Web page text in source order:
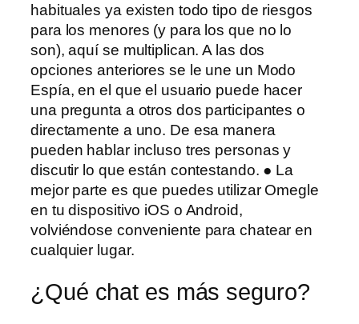
habituales ya existen todo tipo de riesgos
para los menores (y para los que no lo
son), aquí se multiplican. A las dos
opciones anteriores se le une un Modo
Espía, en el que el usuario puede hacer
una pregunta a otros dos participantes o
directamente a uno. De esa manera
pueden hablar incluso tres personas y
discutir lo que están contestando. ● La
mejor parte es que puedes utilizar Omegle
en tu dispositivo iOS o Android,
volviéndose conveniente para chatear en
cualquier lugar.
¿Qué chat es más seguro?